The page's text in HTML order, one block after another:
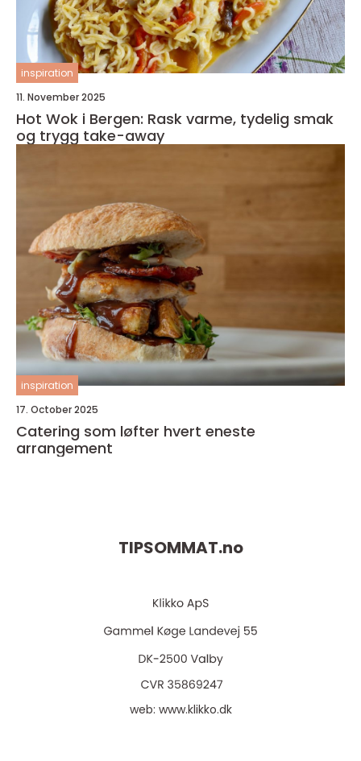
inspiration
11. November 2025
Hot Wok i Bergen: Rask varme, tydelig smak
og trygg take-away
inspiration
17. October 2025
Catering som løfter hvert eneste
arrangement
TIPSOMMAT.no
web: www.klikko.dk